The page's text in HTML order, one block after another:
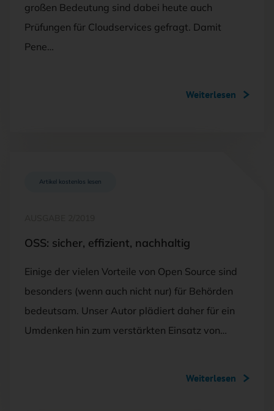
großen Bedeutung sind dabei heute auch
Prüfungen für Cloudservices gefragt. Damit
Pene…
Weiterlesen
Artikel kostenlos lesen
OSS: sicher, effizient, nachhaltig
Einige der vielen Vorteile von Open Source sind
besonders (wenn auch nicht nur) für Behörden
bedeutsam. Unser Autor plädiert daher für ein
Umdenken hin zum verstärkten Einsatz von…
Weiterlesen